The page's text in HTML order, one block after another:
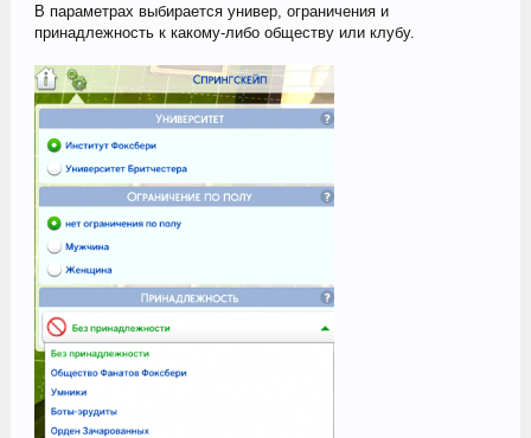
В параметрах выбирается универ, ограничения и
принадлежность к какому-либо обществу или клубу.